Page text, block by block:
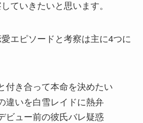
ていきたいと思います。
エピソードと考察は主に4つに
付き合って本命を決めたい
違いを白雪レイドに熱弁
ビュー前の彼氏バレ疑惑